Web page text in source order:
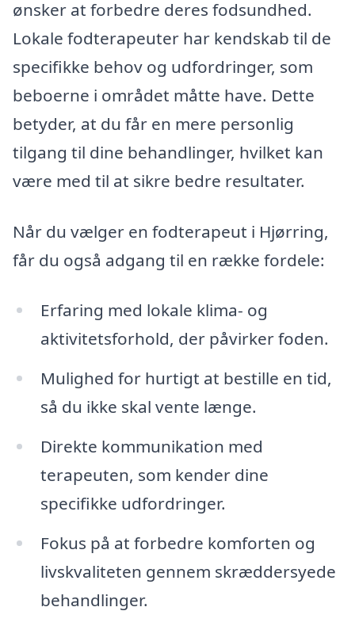
ønsker at forbedre deres fodsundhed.
Lokale fodterapeuter har kendskab til de
specifikke behov og udfordringer, som
beboerne i området måtte have. Dette
betyder, at du får en mere personlig
tilgang til dine behandlinger, hvilket kan
være med til at sikre bedre resultater.
Når du vælger en fodterapeut i Hjørring,
får du også adgang til en række fordele:
Erfaring med lokale klima- og
aktivitetsforhold, der påvirker foden.
Mulighed for hurtigt at bestille en tid,
så du ikke skal vente længe.
Direkte kommunikation med
terapeuten, som kender dine
specifikke udfordringer.
Fokus på at forbedre komforten og
livskvaliteten gennem skræddersyede
behandlinger.